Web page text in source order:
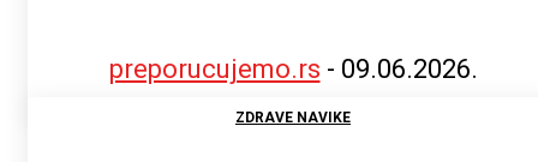
preporucujemo.rs - 09.06.2026.
ZDRAVE NAVIKE